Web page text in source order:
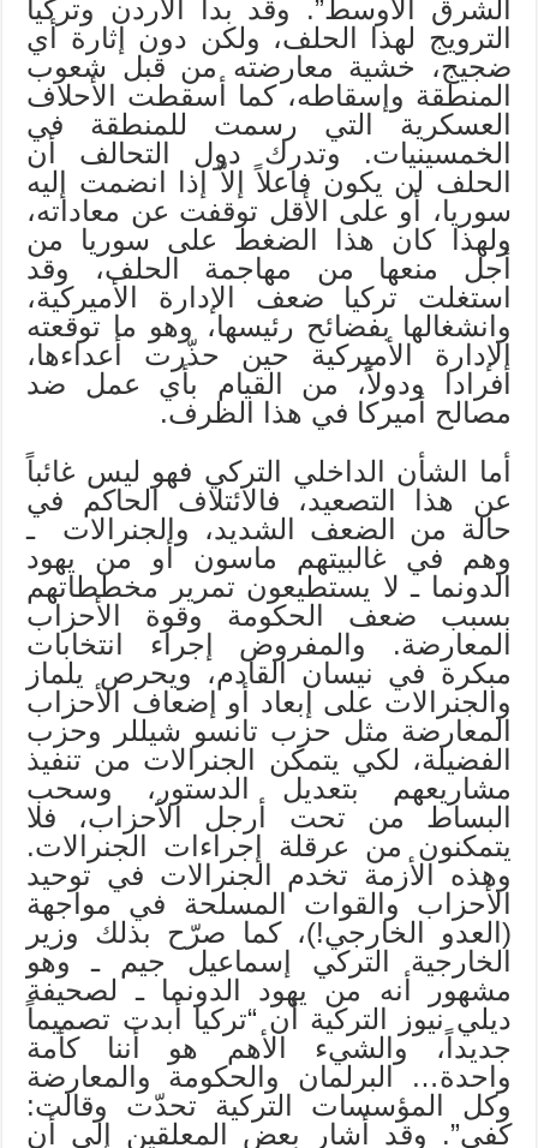
الشرق الأوسط”. وقد بدأ الأردن وتركيا
الترويج لهذا الحلف، ولكن دون إثارة أي
ضجيج، خشية معارضته من قبل شعوب
المنطقة وإسقاطه، كما أسقطت الأحلاف
العسكرية التي رسمت للمنطقة في
الخمسينيات. وتدرك دول التحالف أن
الحلف لن يكون فاعلاً إلاّ إذا انضمت إليه
سوريا، أو على الأقل توقفت عن معاداته،
ولهذا كان هذا الضغط على سوريا من
أجل منعها من مهاجمة الحلف، وقد
استغلت تركيا ضعف الإدارة الأميركية،
وانشغالها بفضائح رئيسها، وهو ما توقعته
الإدارة الأميركية حين حذّرت أعداءها،
أفرادا ودولاً، من القيام بأي عمل ضد
مصالح أميركا في هذا الظرف.
أما الشأن الداخلي التركي فهو ليس غائباً
عن هذا التصعيد، فالائتلاف الحاكم في
حالة من الضعف الشديد، والجنرالات ـ
وهم في غالبيتهم ماسون أو من يهود
الدونما ـ لا يستطيعون تمرير مخططاتهم
بسبب ضعف الحكومة وقوة الأحزاب
المعارضة. والمفروض إجراء انتخابات
مبكرة في نيسان القادم، ويحرص يلماز
والجنرالات على إبعاد أو إضعاف الأحزاب
المعارضة مثل حزب تانسو شيللر وحزب
الفضيلة، لكي يتمكن الجنرالات من تنفيذ
مشاريعهم بتعديل الدستور، وسحب
البساط من تحت أرجل الأحزاب، فلا
يتمكنون من عرقلة إجراءات الجنرالات.
وهذه الأزمة تخدم الجنرالات في توحيد
الأحزاب والقوات المسلحة في مواجهة
(العدو الخارجي!)، كما صرّح بذلك وزير
الخارجية التركي إسماعيل جيم ـ وهو
مشهور أنه من يهود الدونما ـ لصحيفة
ديلي نيوز التركية أن “تركيا أبدت تصميماً
جديداً، والشيء الأهم هو أننا كأمة
واحدة… البرلمان والحكومة والمعارضة
وكل المؤسسات التركية تحدّت وقالت:
كفى”. وقد أشار بعض المعلقين إلى أن